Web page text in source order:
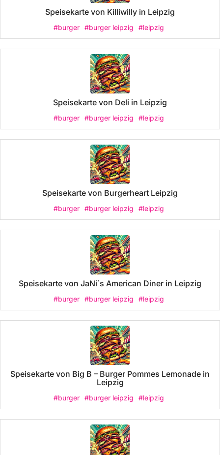
Speisekarte von Killiwilly in Leipzig
#burger #burger leipzig #leipzig
Speisekarte von Deli in Leipzig
#burger #burger leipzig #leipzig
Speisekarte von Burgerheart Leipzig
#burger #burger leipzig #leipzig
Speisekarte von JaNi´s American Diner in Leipzig
#burger #burger leipzig #leipzig
Speisekarte von Big B – Burger Pommes Lemonade in
Leipzig
#burger #burger leipzig #leipzig